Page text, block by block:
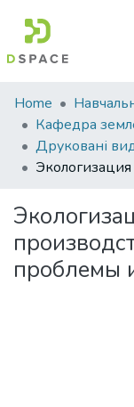
Communities
&
Collections
Statistics
Home
проблемы